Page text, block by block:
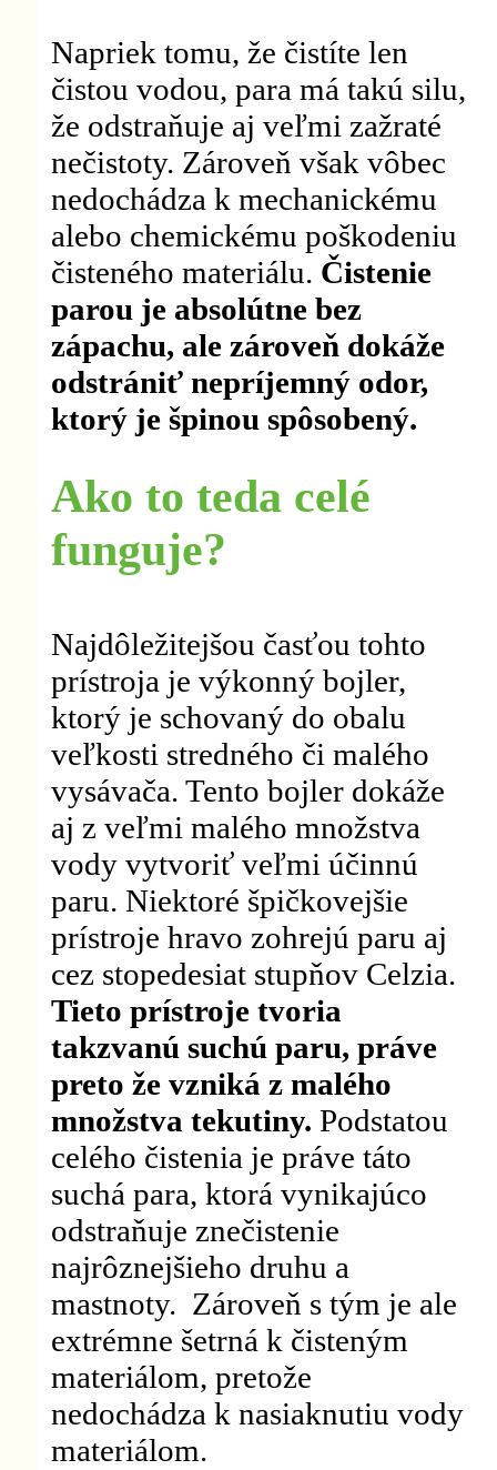
Napriek tomu, že čistíte len
čistou vodou, para má takú silu,
že odstraňuje aj veľmi zažraté
nečistoty. Zároveň však vôbec
nedochádza k mechanickému
alebo chemickému poškodeniu
čisteného materiálu. Čistenie
parou je absolútne bez
zápachu, ale zároveň dokáže
odstrániť nepríjemný odor,
ktorý je špinou spôsobený.
Ako to teda celé
funguje?
Najdôležitejšou časťou tohto
prístroja je výkonný bojler,
ktorý je schovaný do obalu
veľkosti stredného či malého
vysávača. Tento bojler dokáže
aj z veľmi malého množstva
vody vytvoriť veľmi účinnú
paru. Niektoré špičkovejšie
prístroje hravo zohrejú paru aj
cez stopedesiat stupňov Celzia.
Tieto prístroje tvoria
takzvanú suchú paru, práve
preto že vzniká z malého
množstva tekutiny. Podstatou
celého čistenia je práve táto
suchá para, ktorá vynikajúco
odstraňuje znečistenie
najrôznejšieho druhu a
mastnoty. Zároveň s tým je ale
extrémne šetrná k čisteným
materiálom, pretože
nedochádza k nasiaknutiu vody
materiálom.